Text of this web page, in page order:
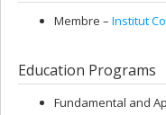
Membre – Institut
Education Programs
Fundamental and